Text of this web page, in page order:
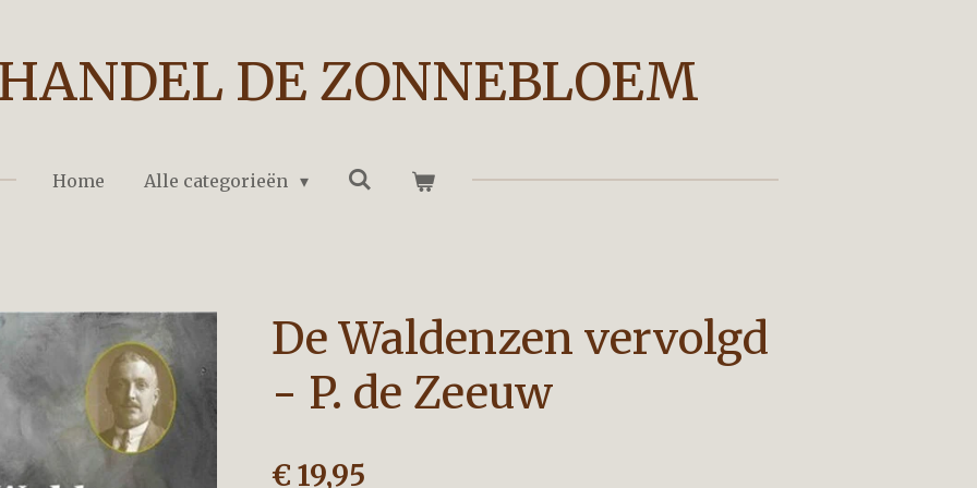
DE ZONNEBLOEM
Home Alle categorieën
De Waldenzen vervolgd
- P. de Zeeuw
€ 19,95